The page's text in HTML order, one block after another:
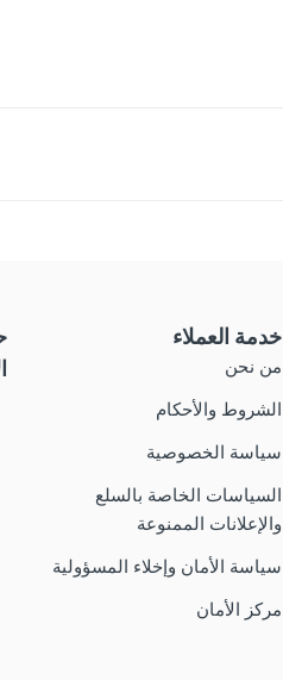
خدمة العملاء
من نحن
الشروط والأحكام
سياسة الخصوصية
السياسات الخاصة بالسلع
والإعلانات الممنوعة
سياسة الأمان وإخلاء المسؤولية
مركز الأمان